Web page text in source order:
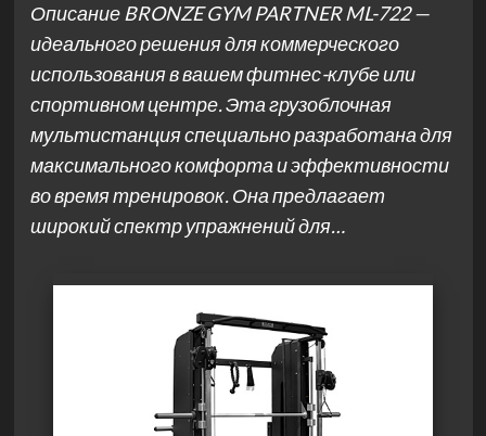
Описание BRONZE GYM PARTNER ML-722 —
идеального решения для коммерческого
использования в вашем фитнес-клубе или
спортивном центре. Эта грузоблочная
мультистанция специально разработана для
максимального комфорта и эффективности
во время тренировок. Она предлагает
широкий спектр упражнений для…